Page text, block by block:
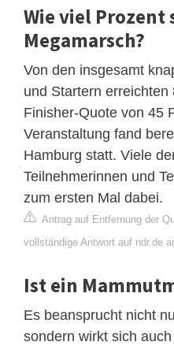
Wie viel Prozent
Megamarsch?
Von den insgesamt
und Startern
Finisher-Quote von 45
Veranstaltung fand
Hamburg statt. Viele
Teilnehmerinnen und
zum ersten Mal dabei.
Antrag auf Entfernung der
vollständige Antwort auf ndr.de
Ist ein
Es beansprucht nicht
sondern wirkt sich